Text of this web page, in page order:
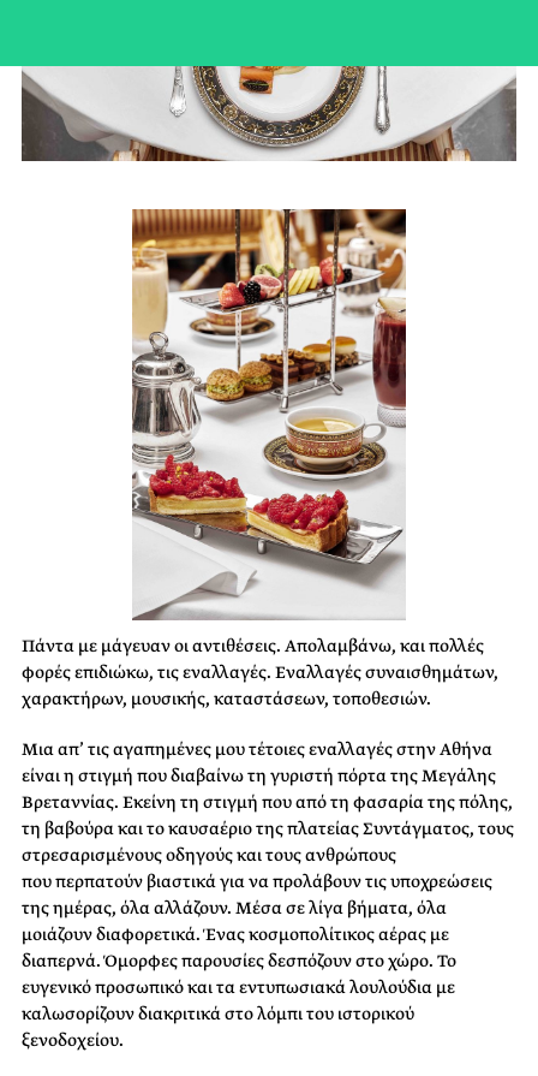
Πάντα με μάγευαν οι αντιθέσεις. Απολαμβάνω, και πολλές
φορές επιδιώκω, τις εναλλαγές. Εναλλαγές συναισθημάτων,
χαρακτήρων, μουσικής, καταστάσεων, τοποθεσιών.
Μια απ’ τις αγαπημένες μου τέτοιες εναλλαγές στην Αθήνα
είναι η στιγμή που διαβαίνω τη γυριστή πόρτα της Μεγάλης
Βρεταννίας. Εκείνη τη στιγμή που από τη φασαρία της πόλης,
τη βαβούρα και το καυσαέριο της πλατείας Συντάγματος, τους
στρεσαρισμένους οδηγούς και τους ανθρώπους
που περπατούν βιαστικά για να προλάβουν τις υποχρεώσεις
της ημέρας, όλα αλλάζουν. Μέσα σε λίγα βήματα, όλα
μοιάζουν διαφορετικά. Ένας κοσμοπολίτικος αέρας με
διαπερνά. Όμορφες παρουσίες δεσπόζουν στο χώρο. Το
ευγενικό προσωπικό και τα εντυπωσιακά λουλούδια με
καλωσορίζουν διακριτικά στο λόμπι του ιστορικού
ξενοδοχείου.